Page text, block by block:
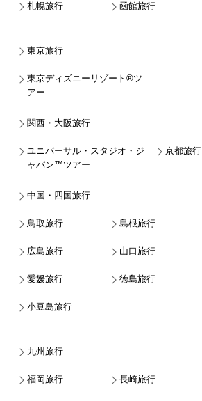
札幌旅行 函館旅行
東京旅行
東京ディズニーリゾート®ツ
アー
関西・大阪旅行
ユニバーサル・スタジオ・ジ
ャパン™ツアー
京都旅行
中国・四国旅行
鳥取旅行 島根旅行
広島旅行 山口旅行
愛媛旅行 徳島旅行
小豆島旅行
九州旅行
福岡旅行 長崎旅行